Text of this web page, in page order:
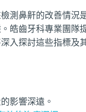
測鼻鼾的改善情況
皓齒牙科專業團隊
入探討這些指標及
影響深遠。